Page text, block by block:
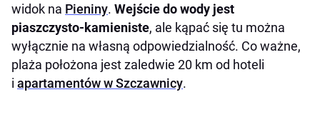
widok na Pieniny. Wejście do wody jest
piaszczysto-kamieniste, ale kąpać się tu można
wyłącznie na własną odpowiedzialność. Co ważne,
plaża położona jest zaledwie 20 km od hoteli
i apartamentów w Szczawnicy.